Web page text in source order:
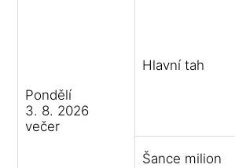
Pondělí
3. 8. 2026
večer
Hlavní tah
Šance milion